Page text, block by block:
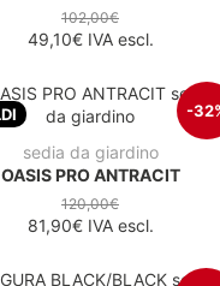
102,00€
49,10€IVA escl.
-
sedia da giardino
OASIS PRO ANTRACIT
120,00€
81,90€IVA escl.